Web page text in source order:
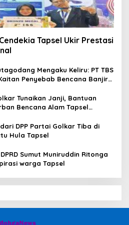
Tapsel Ukir Prestasi
Mengaku Keliru: PT TBS
Penyebab Bencana Banjir
Tunaikan Janji, Bantuan
Bencana Alam Tapsel
DPP Partai Golkar Tiba di
Hula Tapsel
Sumut Muniruddin Ritonga
warga Tapsel